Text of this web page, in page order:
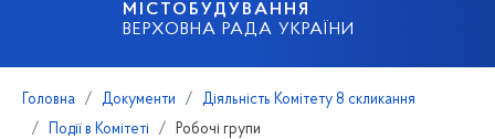
МІСТОБУДУВАННЯ
ВЕРХОВНА РАДА УКРАЇНИ
Головна Документи
Діяльність Комітету 8 скликання
Події в Комітеті
Робочі групи